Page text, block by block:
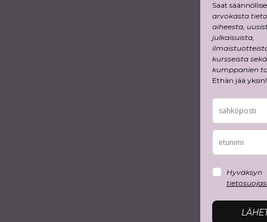
Saat
arvokasta
aiheesta,
julkaisuista,
kursseista sekä
kumppanien
Ethän jää yksin!
Hyväksyn